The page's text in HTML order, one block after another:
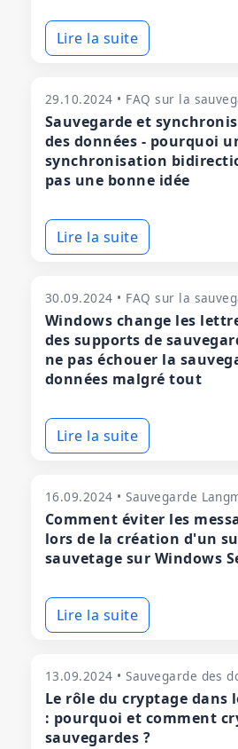
Lire la suite
29.10.2024 • FAQ sur la
Sauvegarde et
des données - pourquoi
synchronisation
pas une bonne idée
Lire la suite
30.09.2024 • FAQ sur la
Windows change les
des supports de
ne pas échouer la
données malgré tout
Lire la suite
16.09.2024 • Sauvegarde
Comment éviter les
lors de la création d'un
sauvetage sur Windows
Lire la suite
13.09.2024 • Sauvegarde des
Le rôle du cryptage dans
: pourquoi et comment
sauvegardes ?